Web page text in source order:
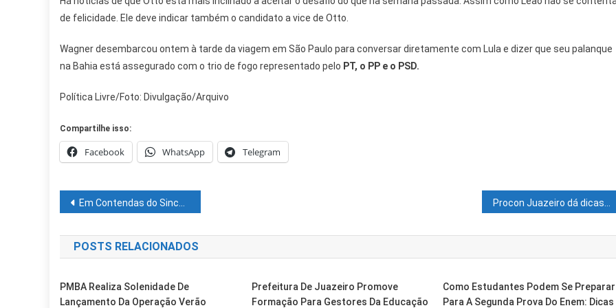
de felicidade. Ele deve indicar também o candidato a vice de Otto.
Wagner desembarcou ontem à tarde da viagem em São Paulo para conversar diretamente com Lula e dizer que seu palanque
na Bahia está assegurado com o trio de fogo representado pelo PT, o PP e o PSD.
Política Livre/Foto: Divulgação/Arquivo
Compartilhe isso:
Facebook WhatsApp Telegram
Navegação
de
Post
Em Contendas do Sincorá, Rui autoriza investimentos na infraestrutura, educação e outras áreas
POSTS RELACIONADOS
PMBA Realiza Solenidade De
Lançamento Da Operação Verão
Prefeitura De Juazeiro Promove
Formação Para Gestores Da Educação
Como Estudantes Podem Se Preparar
Para A Segunda Prova Do Enem: Dicas